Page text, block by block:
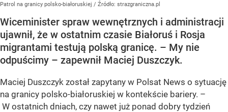
Patrol na granicy polsko-białoruskiej / Źródło: strazgraniczna.pl
Wiceminister spraw wewnętrznych i administracji
ujawnił, że w ostatnim czasie Białoruś i Rosja
migrantami testują polską granicę. – My nie
odpuścimy – zapewnił Maciej Duszczyk.
Maciej Duszczyk został zapytany w Polsat News o sytuację
na granicy polsko-białoruskiej w kontekście bariery. –
W ostatnich dniach, czy nawet już ponad dobry tydzień